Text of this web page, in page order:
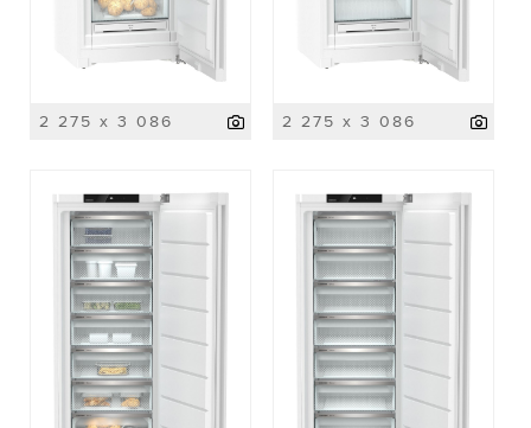
2 275 x 3 086 2 275 x 3 086